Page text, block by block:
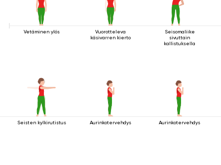
Vetäminen ylös
Vuorotteleva
käsivarren kierto
Seisomaliike
sivuttain
kallistuksella
Seisten kylkirutistus Aurinkotervehdys Aurinkotervehdys